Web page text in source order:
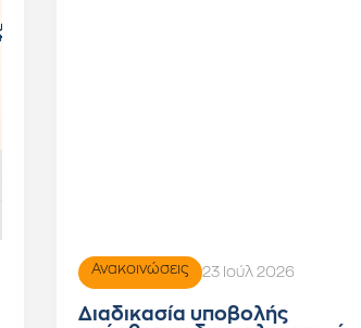
Ανακοινώσεις 23 Ιούλ 2026
Διαδικασία υποβολής